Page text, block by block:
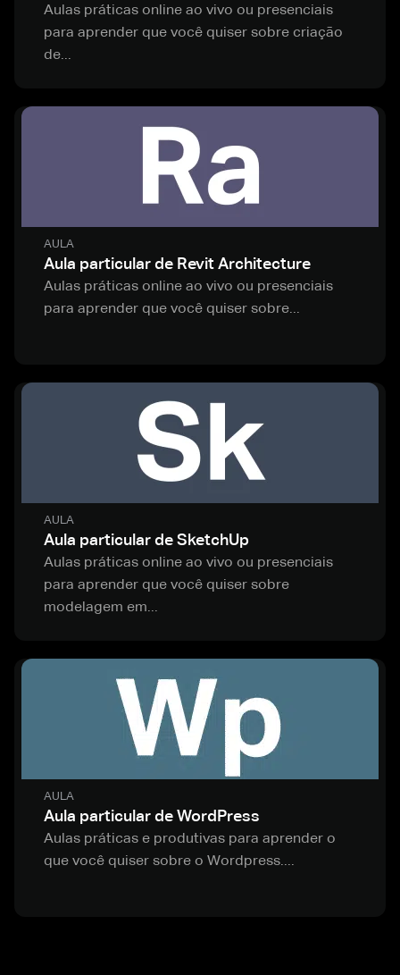
Aulas práticas online ao vivo ou presenciais
para aprender que você quiser sobre criação
de...
AULA
Aula particular de Revit Architecture
Aulas práticas online ao vivo ou presenciais
para aprender que você quiser sobre...
AULA
Aula particular de SketchUp
Aulas práticas online ao vivo ou presenciais
para aprender que você quiser sobre
modelagem em...
AULA
Aula particular de WordPress
Aulas práticas e produtivas para aprender o
que você quiser sobre o Wordpress....